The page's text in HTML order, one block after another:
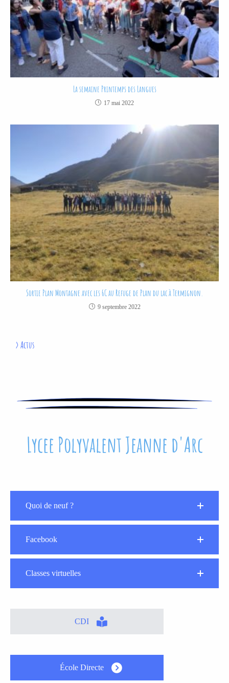
La semaine Printemps des Langues
17 mai 2022
Sortie Plan Montagne avec les 6C au Refuge de Plan du lac à Termignon.
9 septembre 2022
>Actus
Lycee Polyvalent Jeanne d'Arc
Quoi de neuf ?
Facebook
Classes virtuelles
CDI
École Directe